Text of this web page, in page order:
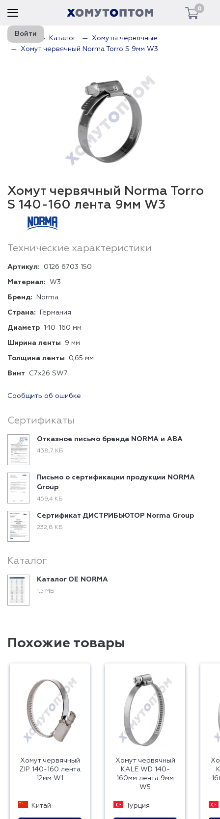
0
Войти
Главная Каталог
Хомуты червячные
Хомут червячный Norma Torro S 9мм W3
Хомут червячный Norma Torro
S 140-160 лента 9мм W3
Технические характеристики
Артикул: 0126 6703 150
Материал: W3
Бренд: Norma
Страна: Германия
Диаметр 140-160 мм
Ширина ленты 9 мм
Толщина ленты 0,65 мм
Винт C7x26 SW7
Сообщить об ошибке
Сертификаты
Отказное письмо бренда NORMA и ABA
438,7 КБ
Письмо о сертификации продукции NORMA
Group
459,4 КБ
Сертификат ДИСТРИБЬЮТОР Norma Group
232,8 КБ
Каталог
Каталог ОЕ NORMA
1,5 МБ
Похожие товары
Хомут червячный
ZIP 140-160 лента
12мм W1
Китай
Хомут червячный
KALE WD 140-
160мм лента 9мм
W5
Турция